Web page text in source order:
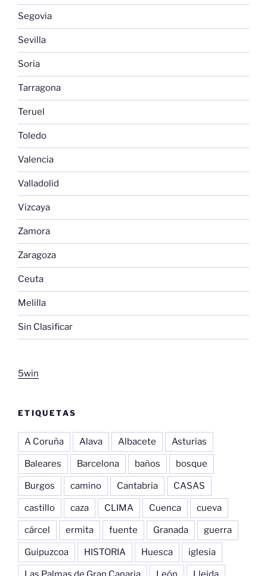
Segovia
Sevilla
Soria
Tarragona
Teruel
Toledo
Valencia
Valladolid
Vizcaya
Zamora
Zaragoza
Ceuta
Melilla
Sin Clasificar
5win
ETIQUETAS
A Coruña Alava Albacete Asturias
Baleares Barcelona baños bosque
Burgos camino Cantabria CASAS
castillo caza CLIMA Cuenca cueva
cárcel ermita fuente Granada guerra
Guipuzcoa HISTORIA Huesca iglesia